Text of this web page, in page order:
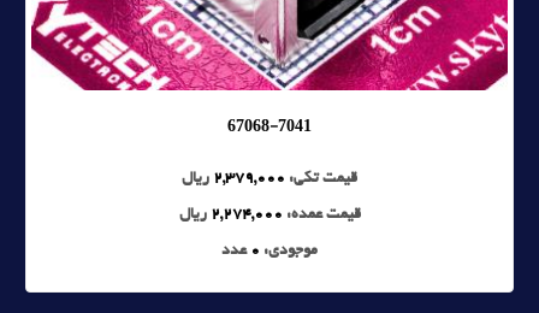
67068-7041
قیمت تکی: 2,379,000 ریال
قیمت عمده: 2,274,000 ریال
موجودی: 0 عدد